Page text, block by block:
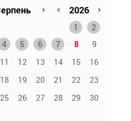
1
2
4 5 6 7 8
9
11 12 13 14 15
16
18 19 20 21 22
23
25 26 27 28 29
30